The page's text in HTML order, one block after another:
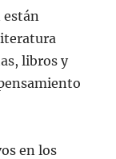
están
libros y
en los